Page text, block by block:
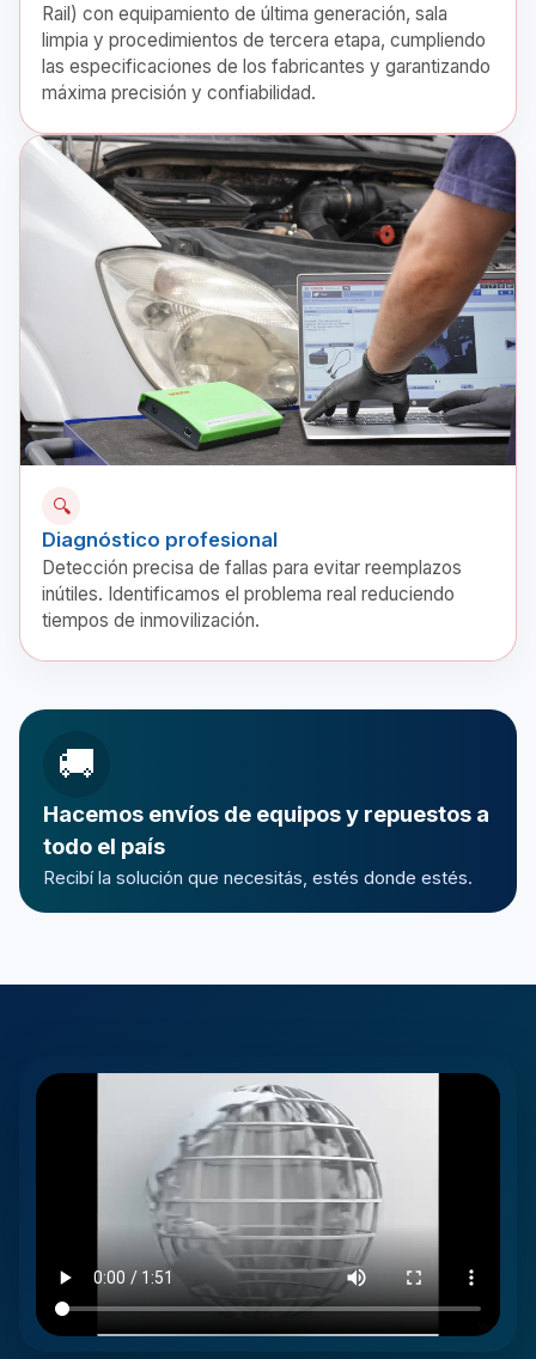
Rail) con equipamiento de última generación, sala
limpia y procedimientos de tercera etapa, cumpliendo
las especificaciones de los fabricantes y garantizando
máxima precisión y confiabilidad.
🔍
Diagnóstico profesional
Detección precisa de fallas para evitar reemplazos
inútiles. Identificamos el problema real reduciendo
tiempos de inmovilización.
🚚
Hacemos envíos de equipos y repuestos a
todo el país
Recibí la solución que necesitás, estés donde estés.